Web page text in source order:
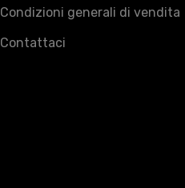
Condizioni generali di vendita
Contattaci